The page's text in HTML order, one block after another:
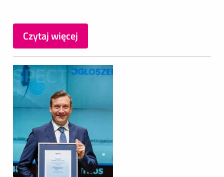
Czytaj więcej